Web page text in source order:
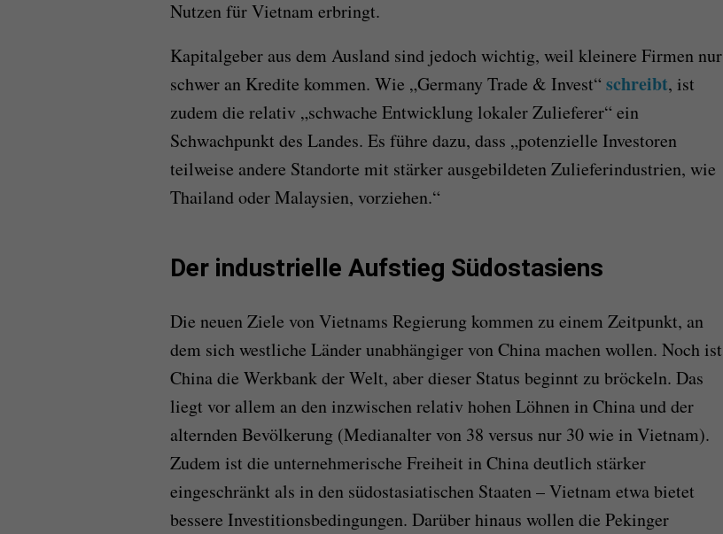
Nutzen für Vietnam erbringt.
Kapitalgeber aus dem Ausland sind jedoch wichtig, weil kleinere Firmen nur
schwer an Kredite kommen. Wie „Germany Trade & Invest“ schreibt, ist
zudem die relativ „schwache Entwicklung lokaler Zulieferer“ ein
Schwachpunkt des Landes. Es führe dazu, dass „potenzielle Investoren
teilweise andere Standorte mit stärker ausgebildeten Zulieferindustrien, wie
Thailand oder Malaysien, vorziehen.“
Der industrielle Aufstieg Südostasiens
Die neuen Ziele von Vietnams Regierung kommen zu einem Zeitpunkt, an
dem sich westliche Länder unabhängiger von China machen wollen. Noch ist
China die Werkbank der Welt, aber dieser Status beginnt zu bröckeln. Das
liegt vor allem an den inzwischen relativ hohen Löhnen in China und der
alternden Bevölkerung (Medianalter von 38 versus nur 30 wie in Vietnam).
Zudem ist die unternehmerische Freiheit in China deutlich stärker
eingeschränkt als in den südostasiatischen Staaten – Vietnam etwa bietet
bessere Investitionsbedingungen. Darüber hinaus wollen die Pekinger